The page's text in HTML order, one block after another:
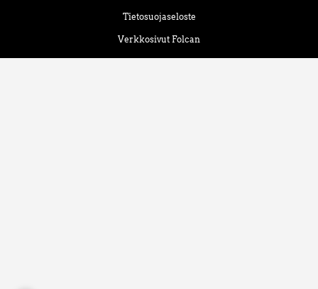
Tietosuojaseloste
Verkkosivut Folcan